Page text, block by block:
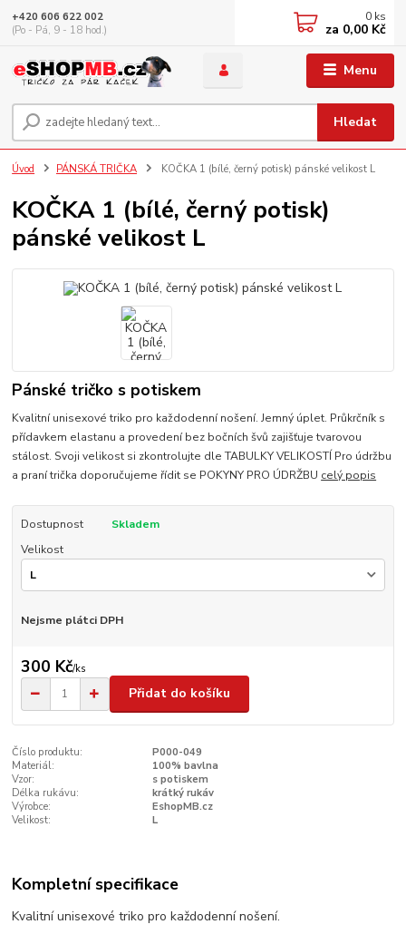
Menu
Hledat
+420 606 622 002
(Po - Pá, 9 - 18 hod.)
0 ks
za 0,00 Kč
Úvod PÁNSKÁ TRIČKA KOČKA 1 (bílé, černý potisk) pánské velikost L
KOČKA 1 (bílé, černý potisk)
pánské velikost L
Pánské tričko s potiskem
Kvalitní unisexové triko pro každodenní nošení. Jemný úplet. Průkrčník s
přídavkem elastanu a provedení bez bočních švů zajišťuje tvarovou
stálost. Svoji velikost si zkontrolujte dle TABULKY VELIKOSTÍ Pro údržbu
a praní trička doporučujeme řídit se POKYNY PRO ÚDRŽBU celý popis
Dostupnost
Skladem
Velikost
Nejsme plátci DPH
300 Kč/ks
Přidat do košíku
Číslo produktu:
P000-049
Materiál:
100% bavlna
Vzor:
s potiskem
Délka rukávu:
krátký rukáv
Výrobce:
EshopMB.cz
Velikost:
L
Kompletní specifikace
Kvalitní unisexové triko pro každodenní nošení.